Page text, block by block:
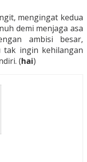
mengingat kedua
demi menjaga asa
ambisi besar,
tak ingin kehilangan
(hai)